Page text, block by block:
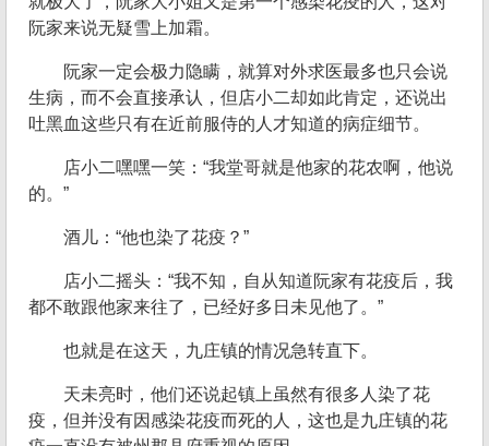
阮家来说无疑雪上加霜。
阮家一定会极力隐瞒，就算对外求医最多也只会说
生病，而不会直接承认，但店小二却如此肯定，还说出
吐黑血这些只有在近前服侍的人才知道的病症细节。
店小二嘿嘿一笑：“我堂哥就是他家的花农啊，他说
的。”
酒儿：“他也染了花疫？”
店小二摇头：“我不知，自从知道阮家有花疫后，我
都不敢跟他家来往了，已经好多日未见他了。”
也就是在这天，九庄镇的情况急转直下。
天未亮时，他们还说起镇上虽然有很多人染了花
疫，但并没有因感染花疫而死的人，这也是九庄镇的花